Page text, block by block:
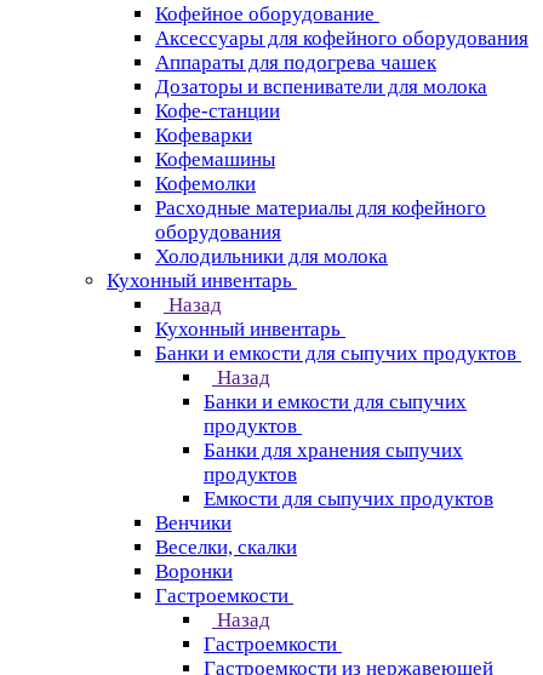
Кофейное оборудование
Аксессуары для кофейного оборудования
Аппараты для подогрева чашек
Дозаторы и вспениватели для молока
Кофе-станции
Кофеварки
Кофемашины
Кофемолки
Расходные материалы для кофейного
оборудования
Холодильники для молока
Кухонный инвентарь
Назад
Кухонный инвентарь
Банки и емкости для сыпучих продуктов
Назад
Банки и емкости для сыпучих
продуктов
Банки для хранения сыпучих
продуктов
Емкости для сыпучих продуктов
Венчики
Веселки, скалки
Воронки
Гастроемкости
Назад
Гастроемкости
Гастроемкости из нержавеющей